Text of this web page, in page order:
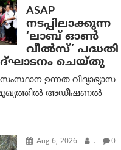
ASAP
നടപ്പിലാക്കുന്ന
‘ലാബ് ഓൺ
വീൽസ്’ പദ്ധതി
ചെയ്തു
ഉന്നത വിദ്യാഭ്യാസ
അഡീഷണൽ
Aug 6, 2026 . 0